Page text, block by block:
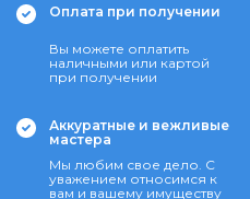
Оплата при получении
Вы можете оплатить
наличными или картой
при получении
Аккуратные и вежливые
мастера
Мы любим свое дело. С
уважением относимся к
вам и вашему имуществу